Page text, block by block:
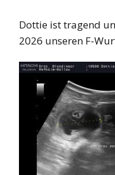
Dottie ist tragend
2026 unseren F-